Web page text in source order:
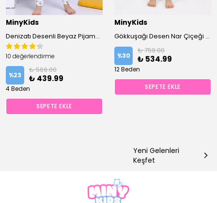
MinyKids
Denizatı Desenli Beyaz Pijama Takımı
10 değerlendirme
%23
₺ 569.00
₺ 439.99
4 Beden
SEPETE EKLE
MinyKids
Gökkuşağı Desen Nar Çiçeği Renk Kısa Kollu %100 Pamuklu Kız Çocuk Pijama Takım
%30
₺ 759.00
₺ 534.99
12 Beden
SEPETE EKLE
Yeni Gelenleri
Keşfet